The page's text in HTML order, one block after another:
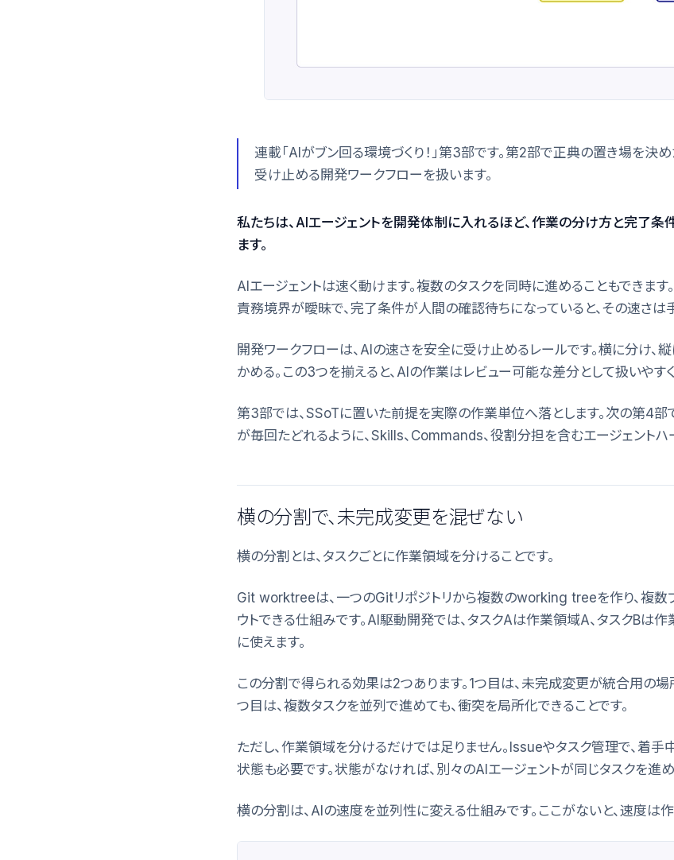
連載「AIがブン回る環境づくり！」第3部です。第2部で正典の置き場を決
受け止める開発ワークフローを扱います。
私たちは、AIエージェントを開発体制に入れるほど、作業の分け方と完了条
ます。
AIエージェントは速く動けます。複数のタスクを同時に進めることもできます
責務境界が曖昧で、完了条件が人間の確認待ちになっていると、その速さは
開発ワークフローは、AIの速さを安全に受け止めるレールです。横に分け、
かめる。この3つを揃えると、AIの作業はレビュー可能な差分として扱いやすく
第3部では、SSoTに置いた前提を実際の作業単位へ落とします。次の第4部
が毎回たどれるように、Skills、Commands、役割分担を含むエージェントハ
横の分割で、未完成変更を混ぜない
横の分割とは、タスクごとに作業領域を分けることです。
Git worktreeは、一つのGitリポジトリから複数のworking treeを作り、複数
ウトできる仕組みです。AI駆動開発では、タスクAは作業領域A、タスクBは
に使えます。
この分割で得られる効果は2つあります。1つ目は、未完成変更が統合用の場
つ目は、複数タスクを並列で進めても、衝突を局所化できることです。
ただし、作業領域を分けるだけでは足りません。Issueやタスク管理で、着手
状態も必要です。状態がなければ、別々のAIエージェントが同じタスクを進め
横の分割は、AIの速度を並列性に変える仕組みです。ここがないと、速度は